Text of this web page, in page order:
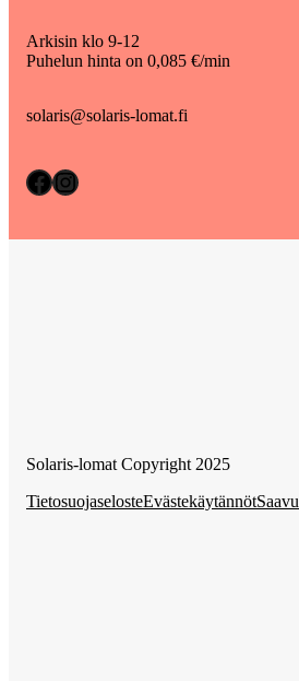
Arkisin klo 9-12
Puhelun hinta on 0,085 €/min
solaris@solaris-lomat.fi
Facebook
Instagram
Solaris-lomat Copyright 2025
TietosuojaselosteEvästekäytännöt